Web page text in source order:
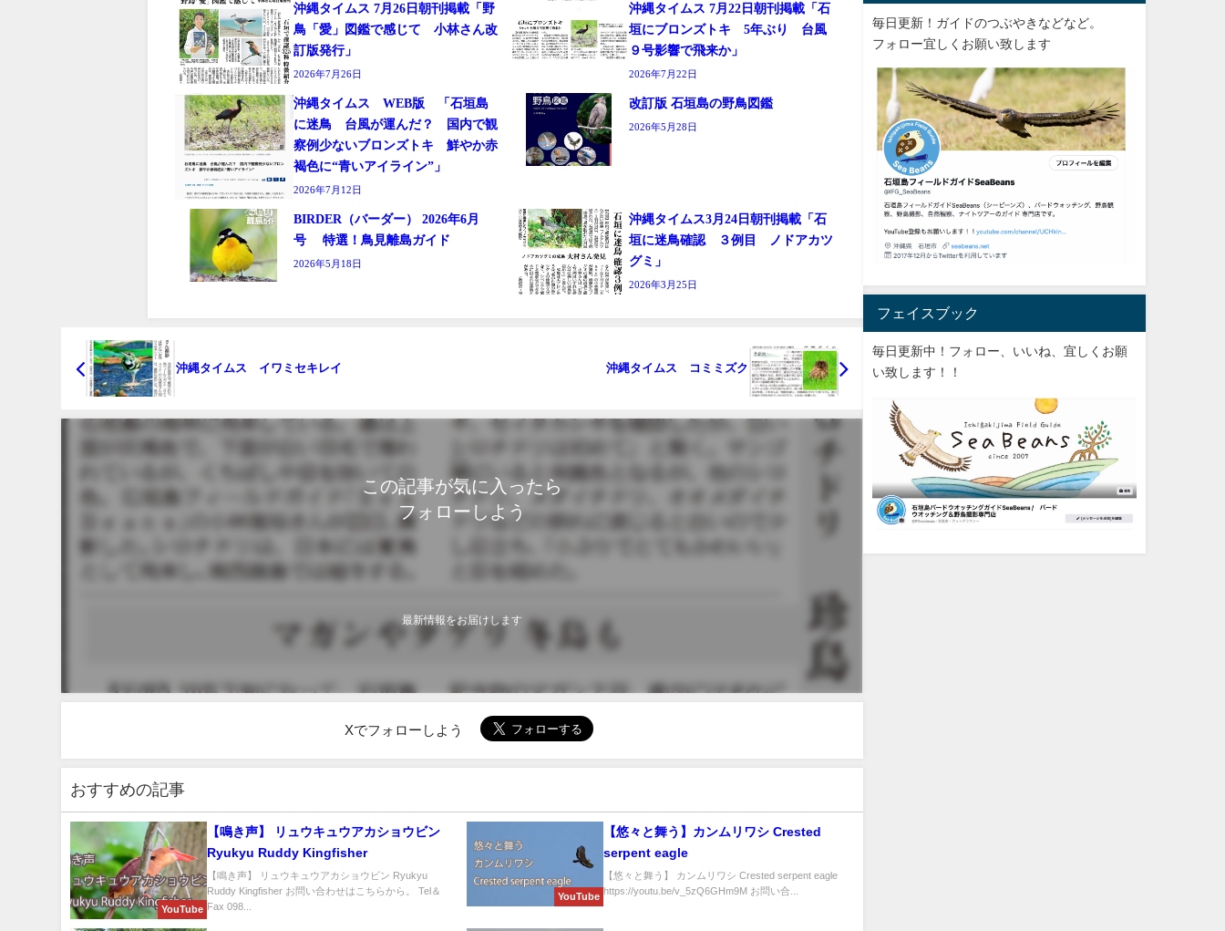
沖縄タイムス 7月26日朝刊掲載「野
鳥「愛」図鑑で感じて 小林さん改
訂版発行」
2026年7月26日
沖縄タイムス 7月22日朝刊掲載「石
垣にブロンズトキ 5年ぶり 台風
９号影響で飛来か」
2026年7月22日
沖縄タイムス WEB版 「石垣島
に迷鳥 台風が運んだ？ 国内で観
察例少ないブロンズトキ 鮮やか赤
褐色に“青いアイライン”」
2026年7月12日
改訂版 石垣島の野鳥図鑑
2026年5月28日
BIRDER（バーダー） 2026年6月
号 特選！鳥見離島ガイド
2026年5月18日
沖縄タイムス3月24日朝刊掲載「石
垣に迷鳥確認 ３例目 ノドアカツ
グミ」
2026年3月25日
沖縄タイムス イワミセキレイ 沖縄タイムス コミミズク
この記事が気に入ったら
フォローしよう
最新情報をお届けします
Xでフォローしよう
おすすめの記事
YouTube
【鳴き声】 リュウキュウアカショウビン
Ryukyu Ruddy Kingfisher
【鳴き声】 リュウキュウアカショウビン Ryukyu
Ruddy Kingfisher お問い合わせはこちらから。 Tel＆
Fax 098...
YouTube
【悠々と舞う】カンムリワシ Crested
serpent eagle
【悠々と舞う】 カンムリワシ Crested serpent eagle
https://youtu.be/v_5zQ6GHm9M お問い合...
毎日更新！ガイドのつぶやきなどなど。
フォロー宜しくお願い致します
フェイスブック
毎日更新中！フォロー、いいね、宜しくお願
い致します！！